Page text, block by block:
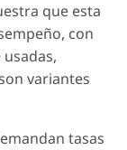
que esta
con
variantes
tasas